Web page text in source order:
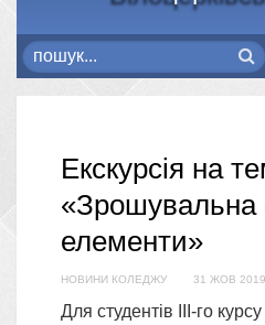
Екскурсія на
«Зрошувальна
елементи»
НОВИНИ КОЛЕДЖУ 31 ЖОВ 2019
Для студентів ІІІ-го